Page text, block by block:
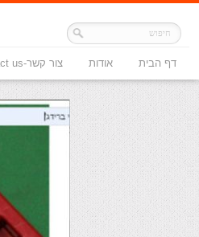
דף הבית אודות צור קשר-Newsletter+contact us